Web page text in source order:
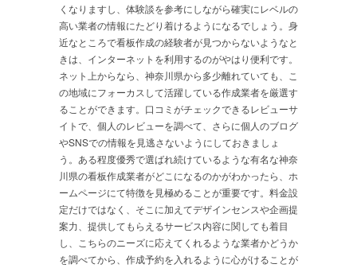
くなりますし、体験談を参考にしながら確実にレベルの
高い業者の情報にたどり着けるようになるでしょう。身
近なところで看板作成の経験者が見つからないようなと
きは、インターネットを利用するのがやはり便利です。
ネット上からなら、神奈川県から多少離れていても、こ
の地域にフォーカスして活躍している作成業者を厳選す
ることができます。口コミがチェックできるレビューサ
イトで、個人のレビューを調べて、さらに個人のブログ
やSNSでの情報を見逃さないようにしておきましょ
う。ある程度優秀で選ばれ続けているような有名な神奈
川県の看板作成業者がどこになるのかがわかったら、ホ
ームページにて特徴を見極めることが重要です。料金設
定だけではなく、そこに加えてデザインセンスや企画提
案力、提供してもらえるサービス内容に関しても着目
し、こちらのニーズに応えてくれるような業者かどうか
を調べてから、作成予約を入れるように心がけることが